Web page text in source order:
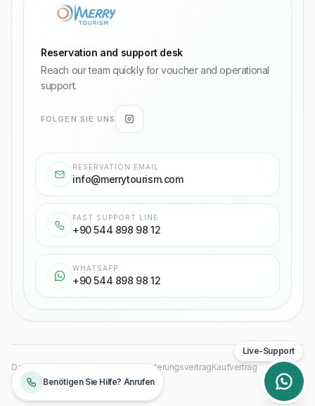
Reservation and support desk
Reach our team quickly for voucher and operational
support.
FOLGEN SIE UNS
RESERVATION EMAIL
info@merrytourism.com
FAST SUPPORT LINE
+90 544 898 98 12
WHATSAPP
+90 544 898 98 12
DatenschutzrichtliniePersonenbeförderungsvertragKaufvertrag
Urheberrechte© 2026 Merry Tourism
Benötigen Sie Hilfe? Anrufen
Live-Support